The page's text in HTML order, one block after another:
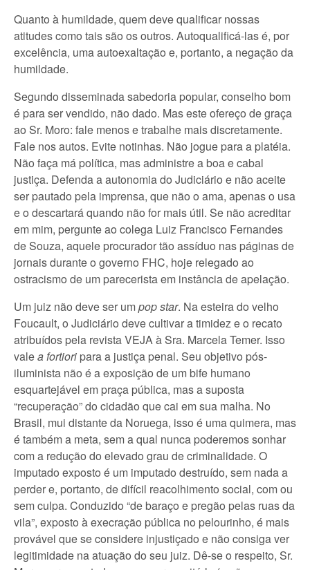
Quanto à humildade, quem deve qualificar nossas
atitudes como tais são os outros. Autoqualificá-las é, por
excelência, uma autoexaltação e, portanto, a negação da
humildade.
Segundo disseminada sabedoria popular, conselho bom
é para ser vendido, não dado. Mas este ofereço de graça
ao Sr. Moro: fale menos e trabalhe mais discretamente.
Fale nos autos. Evite notinhas. Não jogue para a platéia.
Não faça má política, mas administre a boa e cabal
justiça. Defenda a autonomia do Judiciário e não aceite
ser pautado pela imprensa, que não o ama, apenas o usa
e o descartará quando não for mais útil. Se não acreditar
em mim, pergunte ao colega Luiz Francisco Fernandes
de Souza, aquele procurador tão assíduo nas páginas de
jornais durante o governo FHC, hoje relegado ao
ostracismo de um parecerista em instância de apelação.
Um juiz não deve ser umpop star. Na esteira do velho
Foucault, o Judiciário deve cultivar a timidez e o recato
atribuídos pela revista VEJA à Sra. Marcela Temer. Isso
valea fortiori para a justiça penal. Seu objetivo pós-
iluminista não é a exposição de um bife humano
esquartejável em praça pública, mas a suposta
“recuperação” do cidadão que cai em sua malha. No
Brasil, mui distante da Noruega, isso é uma quimera, mas
é também a meta, sem a qual nunca poderemos sonhar
com a redução do elevado grau de criminalidade. O
imputado exposto é um imputado destruído, sem nada a
perder e, portanto, de difícil reacolhimento social, com ou
sem culpa. Conduzido “de baraço e pregão pelas ruas da
vila”, exposto à execração pública no pelourinho, é mais
provável que se considere injustiçado e não consiga ver
legitimidade na atuação do seu juiz. Dê-se o respeito, Sr.